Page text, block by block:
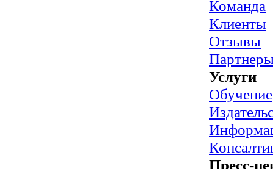
Команда
Клиенты
Отзывы
Услуги
Обучение
Пресс-